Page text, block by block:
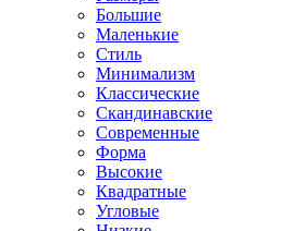
Большие
Маленькие
Стиль
Минимализм
Классические
Скандинавские
Современные
Форма
Высокие
Квадратные
Угловые